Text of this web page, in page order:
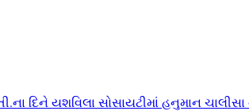
દિને યશવિલા સોસાયટીમાં હનુમાન